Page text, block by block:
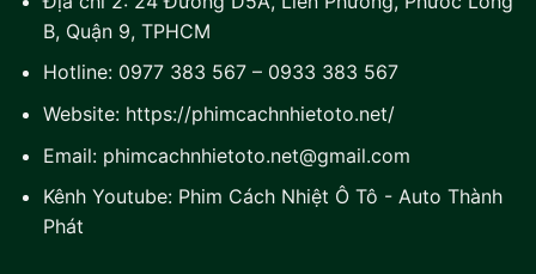
B, Quận 9, TPHCM
Hotline: 0977 383 567– 0933 383 567
Website: https://phimcachnhietoto.net/
Email: phimcachnhietoto.net@gmail.com
Kênh Youtube: Phim Cách Nhiệt Ô Tô - Auto Thành
Phát